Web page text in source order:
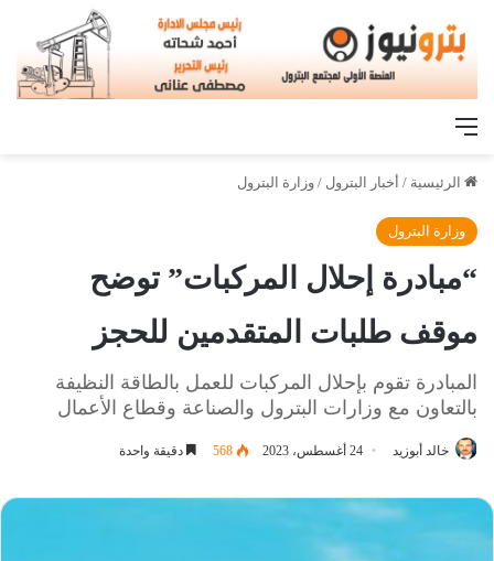
القائمة
الرئيسية / أخبار البترول / وزارة البترول
وزارة البترول
“مبادرة إحلال المركبات” توضح
موقف طلبات المتقدمين للحجز
المبادرة تقوم بإحلال المركبات للعمل بالطاقة النظيفة
بالتعاون مع وزارات البترول والصناعة وقطاع الأعمال
خالد أبوزيد 24 أغسطس، 2023 568 دقيقة واحدة